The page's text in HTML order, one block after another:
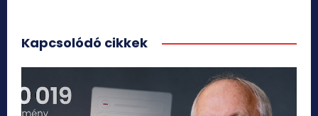
Kapcsolódó cikkek